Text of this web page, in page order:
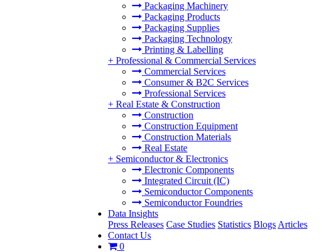
Packaging Machinery
Packaging Products
Packaging Supplies
Packaging Technology
Printing & Labelling
+ Professional & Commercial Services
Commercial Services
Consumer & B2C Services
Professional Services
+ Real Estate & Construction
Construction
Construction Equipment
Construction Materials
Real Estate
+ Semiconductor & Electronics
Electronic Components
Integrated Circuit (IC)
Semiconductor Components
Semiconductor Foundries
Data Insights
Press Releases Case Studies Statistics Blogs Articles
Contact Us
0